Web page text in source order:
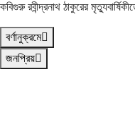
কবিগুরু রবীন্দ্রনাথ ঠাকুরের
বর্ণানুক্রমে
জনপ্রিয়